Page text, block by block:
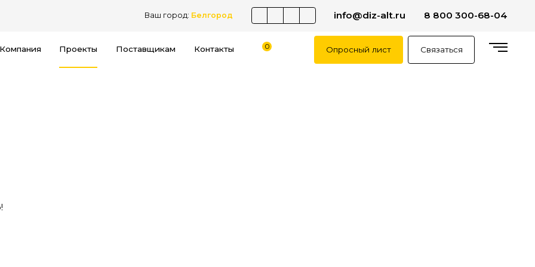
Ваш город: Белгород info@diz-alt.ru 8 800 300-68-04
Проекты Поставщикам Контакты 0 Опросный лист Связаться